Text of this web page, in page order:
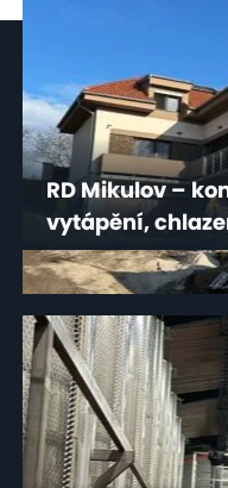
RD Mikulov –
vytápění,